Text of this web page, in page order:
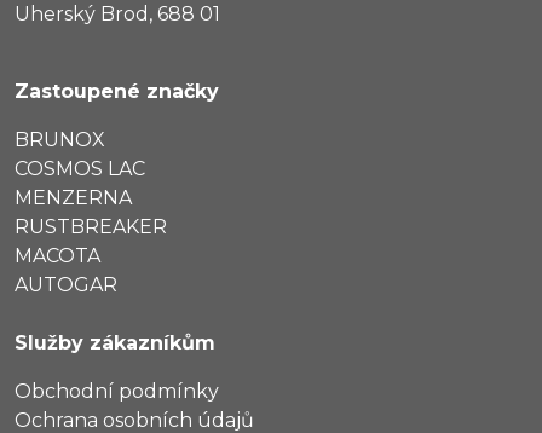
Uherský Brod, 688 01
Zastoupené značky
BRUNOX
COSMOS LAC
MENZERNA
RUSTBREAKER
MACOTA
AUTOGAR
Služby zákazníkům
Obchodní podmínky
Ochrana osobních údajů